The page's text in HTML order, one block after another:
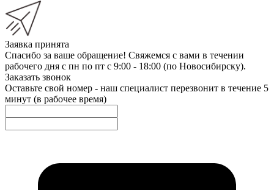
Заявка принята
Спасибо за ваше обращение! Свяжемся с вами в течении
рабочего дня с пн по пт с 9:00 - 18:00 (по Новосибирску).
Заказать звонок
Оставьте свой номер - наш специалист перезвонит в течение 5
минут (в рабочее время)